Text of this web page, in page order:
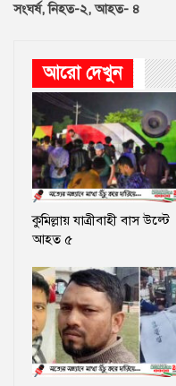
সংঘর্ষ, নিহত-২, আহত- ৪
আরো দেখুন
কুমিল্লায় যাত্রীবাহী বাস উল্টে
আহত ৫